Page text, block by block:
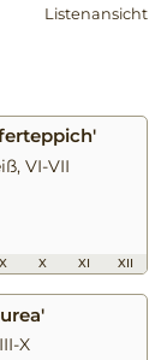
Listenansicht
VI-VII
X XI XII
X